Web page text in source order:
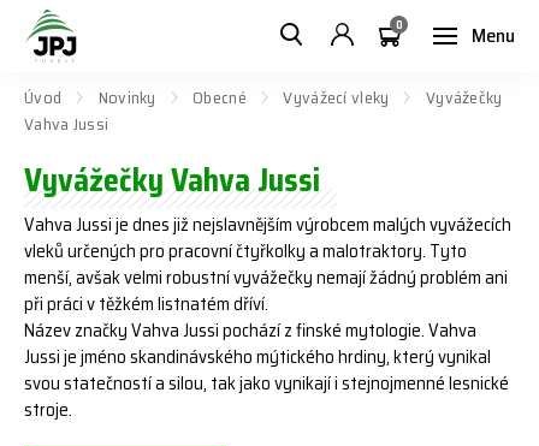
Menu
0
Úvod Novinky Obecné Vyvážecí vleky
Vyvážečky
Vahva Jussi
Vyvážečky Vahva Jussi
Vahva Jussi je dnes již nejslavnějším výrobcem malých vyvážecích
vleků určených pro pracovní čtyřkolky a malotraktory. Tyto
menší, avšak velmi robustní vyvážečky nemají žádný problém ani
při práci v těžkém listnatém dříví.
Název značky Vahva Jussi pochází z finské mytologie. Vahva
Jussi je jméno skandinávského mýtického hrdiny, který vynikal
svou statečností a silou, tak jako vynikají i stejnojmenné lesnické
stroje.